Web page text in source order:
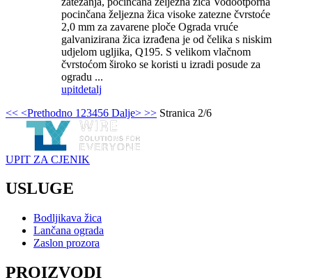
pocinčana željezna žica visoke zatezne čvrstoće
2,0 mm za zavarene ploče Ograda vruće
galvanizirana žica izrađena je od čelika s niskim
udjelom ugljika, Q195. S velikom vlačnom
čvrstoćom široko se koristi u izradi posude za
ogradu ...
upitdetalj
<< <Prethodno 1 23456 Dalje> >> Stranica 2/6
UPIT ZA CJENIK
USLUGE
Bodljikava žica
Lančana ograda
Zaslon prozora
PROIZVODI